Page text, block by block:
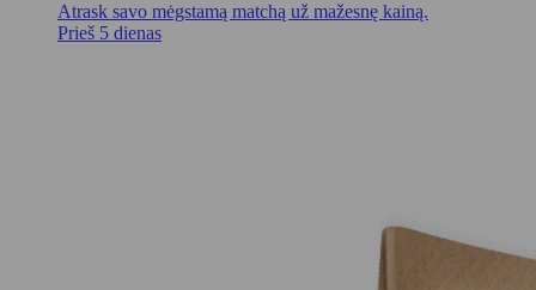
Atrask savo mėgstamą matchą už mažesnę kainą.
Prieš 5 dienas